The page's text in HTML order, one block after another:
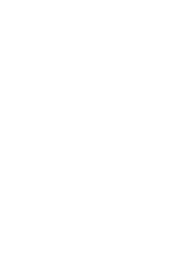
なんどきでも正気であ